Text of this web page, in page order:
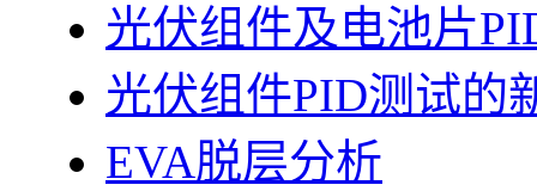
光伏组件及电池片
光伏组件PID测试的
EVA脱层分析